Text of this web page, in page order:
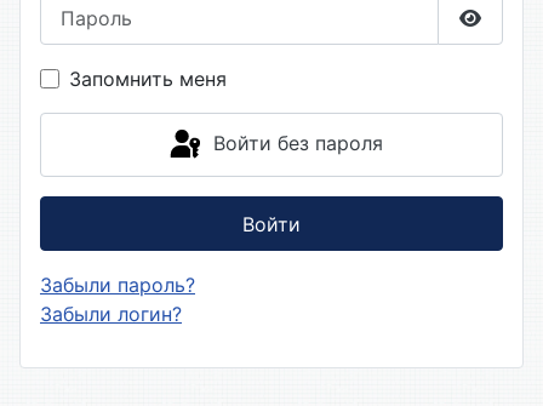
Запомнить меня
Войти без пароля
Войти
Забыли пароль?
Забыли логин?